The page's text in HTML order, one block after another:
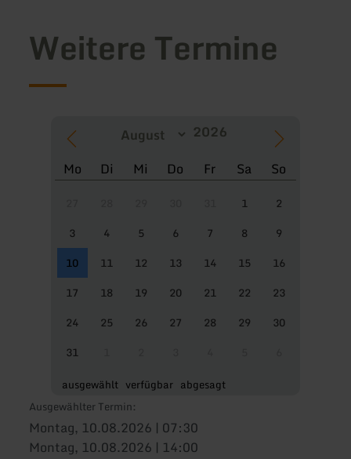
Weitere Termine
Mo Di Mi Do Fr Sa So
1
2
3
4 5 6 7 8
9
10
11 12 13 14 15
16
17
18 19 20 21 22
23
24
25 26 27 28 29
30
31
ausgewählt verfügbar abgesagt
Ausgewählter Termin:
Montag, 10.08.2026 | 07:30
Montag, 10.08.2026 | 14:00